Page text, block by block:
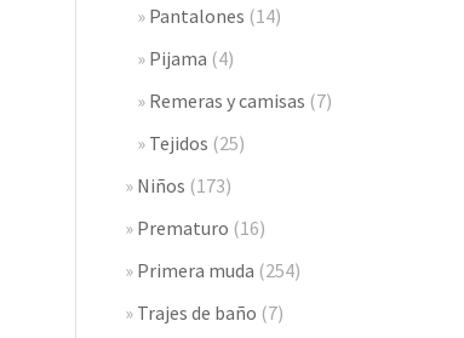
Pantalones (14)
Pijama (4)
Remeras y camisas (7)
Tejidos (25)
Niños (173)
Prematuro (16)
Primera muda (254)
Trajes de baño (7)